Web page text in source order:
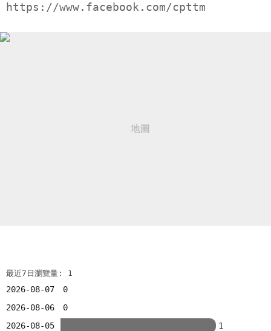
https://www.facebook.com/cpttm
最近7日瀏覽量: 1
2026-08-07
0
2026-08-06
0
2026-08-05
1